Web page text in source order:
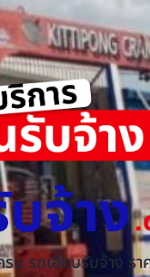
จ้าง
น รถเฮี๊ยบรับจ้าง